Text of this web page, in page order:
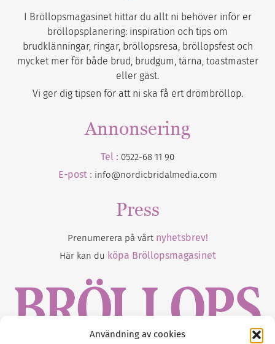
Användning av cookies
I Bröllopsmagasinet hittar du allt ni behöver inför er
bröllopsplanering: inspiration och tips om
brudklänningar, ringar, bröllopsresa, bröllopsfest och
mycket mer för både brud, brudgum, tärna, toastmaster
eller gäst.
Vi ger dig tipsen för att ni ska få ert drömbröllop.
Annonsering
Tel : 0522-68 11 90
E-post : info@nordicbridalmedia.com
Press
Prenumerera på vårt nyhetsbrev!
Här kan du köpa Bröllopsmagasinet